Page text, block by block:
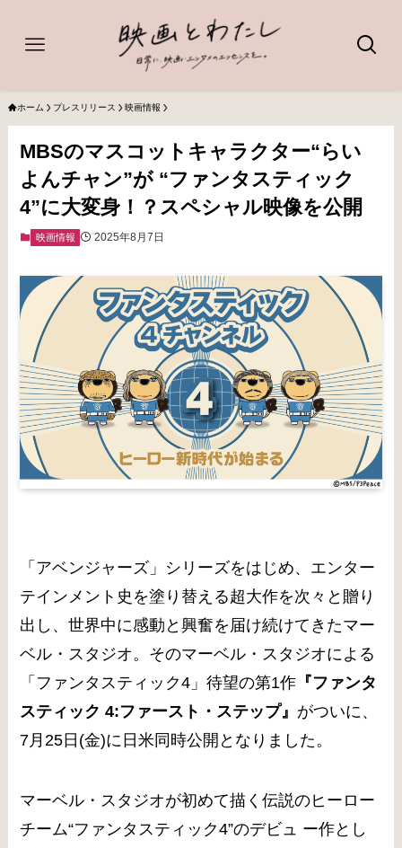
ホーム プレスリリース 映画情報
MBSのマスコットキャラクター“らい
よんチャン”が “ファンタスティック
4”に大変身！？スペシャル映像を公開
映画情報 2025年8月7日
「アベンジャーズ」シリーズをはじめ、エンター
テインメント史を塗り替える超大作を次々と贈り
出し、世界中に感動と興奮を届け続けてきたマー
ベル・スタジオ。そのマーベル・スタジオによる
「ファンタスティック4」待望の第1作 『ファンタ
スティック 4:ファースト・ステップ』 がついに、
7月25日(金)に日米同時公開となりました。
マーベル・スタジオが初めて描く伝説のヒーロー
チーム“ファンタスティック4”のデビュ ー作とし